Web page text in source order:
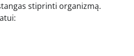
stiprinti organizmą.